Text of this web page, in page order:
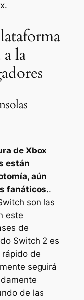
la
de Xbox
están
aún
fanáticos..
son las
este
de
Switch 2 es
rápido de
seguirá
de las